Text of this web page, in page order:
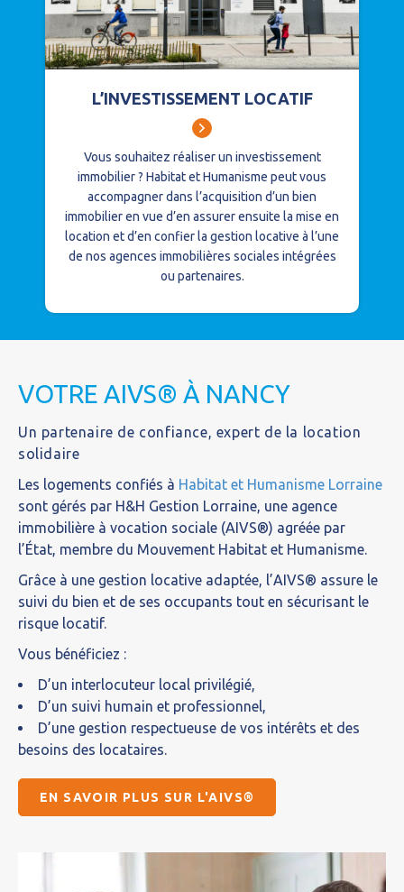
L’INVESTISSEMENT LOCATIF
Vous souhaitez réaliser un investissement
immobilier ? Habitat et Humanisme peut vous
accompagner dans l’acquisition d’un bien
immobilier en vue d’en assurer ensuite la mise en
location et d’en confier la gestion locative à l’une
de nos agences immobilières sociales intégrées
ou partenaires.
VOTRE AIVS® À NANCY
Un partenaire de confiance, expert de la location
solidaire
Les logements confiés à Habitat et Humanisme Lorraine
sont gérés par H&H Gestion Lorraine, une agence
immobilière à vocation sociale (AIVS®) agréée par
l’État, membre du Mouvement Habitat et Humanisme.
Grâce à une gestion locative adaptée, l’AIVS® assure le
suivi du bien et de ses occupants tout en sécurisant le
risque locatif.
Vous bénéficiez :
D’un interlocuteur local privilégié,
D’un suivi humain et professionnel,
D’une gestion respectueuse de vos intérêts et des
besoins des locataires.
EN SAVOIR PLUS SUR L'AIVS®